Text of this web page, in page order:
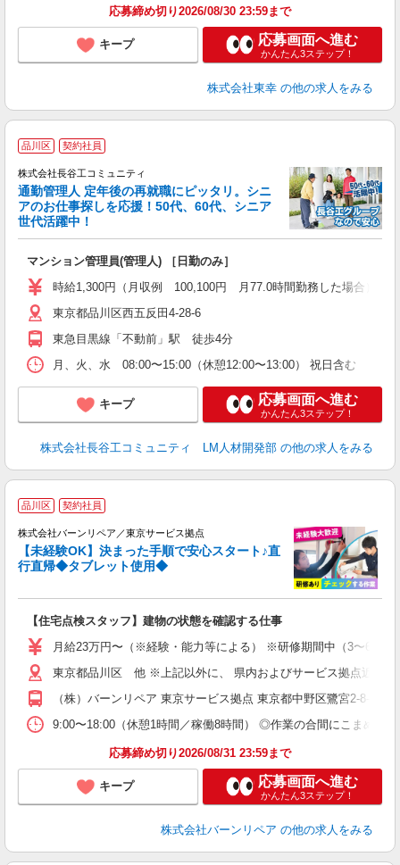
応募締め切り2026/08/30 23:59まで
キープ 応募画面へ進む
かんたん3ステップ！
株式会社東幸 の他の求人をみる
品川区 契約社員
株式会社長谷工コミュニティ
通勤管理人 定年後の再就職にピッタリ。シニ
アのお仕事探しを応援！50代、60代、シニア
世代活躍中！
マンション管理員(管理人) ［日勤のみ］
時給1,300円（月収例 100,100円 月77.0時間勤務した場合）
東京都品川区西五反田4-28-6
東急目黒線「不動前」駅 徒歩4分
月、火、水 08:00〜15:00（休憩12:00〜13:00） 祝日含む
キープ 応募画面へ進む
かんたん3ステップ！
株式会社長谷工コミュニティ LM人材開発部 の他の求人をみる
品川区 契約社員
株式会社バーンリペア／東京サービス拠点
【未経験OK】決まった手順で安心スタート♪直
行直帰◆タブレット使用◆
【住宅点検スタッフ】建物の状態を確認する仕事
月給23万円〜（※経験・能力等による） ※研修期間中（3〜6ヶ
東京都品川区 他 ※上記以外に、 県内およびサービス拠点近郊で
（株）バーンリペア 東京サービス拠点 東京都中野区鷺宮2-8-
9:00〜18:00（休憩1時間／稼働8時間） ◎作業の合間にこまめな
応募締め切り2026/08/31 23:59まで
キープ 応募画面へ進む
かんたん3ステップ！
株式会社バーンリペア の他の求人をみる